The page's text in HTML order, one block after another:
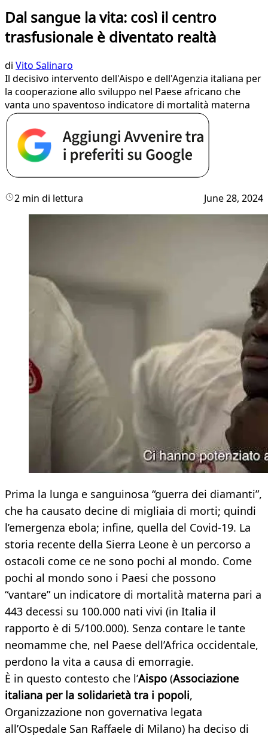
Dal sangue la vita: così il centro
trasfusionale è diventato realtà
di Vito Salinaro
Il decisivo intervento dell'Aispo e dell'Agenzia italiana per
la cooperazione allo sviluppo nel Paese africano che
vanta uno spaventoso indicatore di mortalità materna
2 min di lettura June 28, 2024
Prima la lunga e sanguinosa “guerra dei diamanti”,
che ha causato decine di migliaia di morti; quindi
l’emergenza ebola; infine, quella del Covid-19. La
storia recente della Sierra Leone è un percorso a
ostacoli come ce ne sono pochi al mondo. Come
pochi al mondo sono i Paesi che possono
“vantare” un indicatore di mortalità materna pari a
443 decessi su 100.000 nati vivi (in Italia il
rapporto è di 5/100.000). Senza contare le tante
neomamme che, nel Paese dell’Africa occidentale,
perdono la vita a causa di emorragie.
È in questo contesto che l’Aispo (Associazione
italiana per la solidarietà tra i popoli,
Organizzazione non governativa legata
all’Ospedale San Raffaele di Milano) ha deciso di